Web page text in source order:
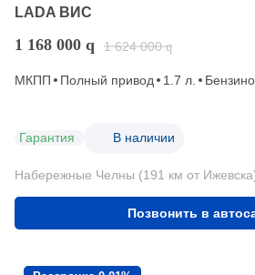
LADA ВИС
1 168 000 q 1 624 000 q
МКПП Полный привод 1.7 л.
Гарантия В наличии
Набережные Челны (191 км от
Позвонить в